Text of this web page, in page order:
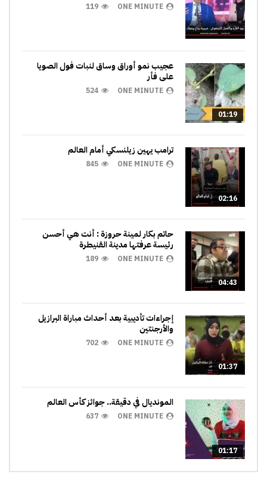
ONE MINUTE
119
01:19
عجيب نمو أوراق وساق لنبات فول الصويا
على فأر
ONE MINUTE
524
02:16
ترامب يهين زيلنسكي أمام العالم
ONE MINUTE
845
04:43
حاتم بكار لمينة حروزة : أنت هي أحسن
رئيسة عرفتها مدينة القنيطرة
ONE MINUTE
189
01:37
إجراءات تأديبية بعد أحداث مباراة البرازيل
والأرجنتين
ONE MINUTE
702
01:17
المونديال في دقيقة.. جوائز كأس العالم
ONE MINUTE
637